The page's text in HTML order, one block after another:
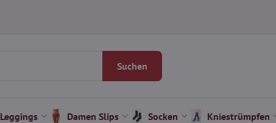
Suchen
Leggings Damen Slips Socken Kniestrümpfen